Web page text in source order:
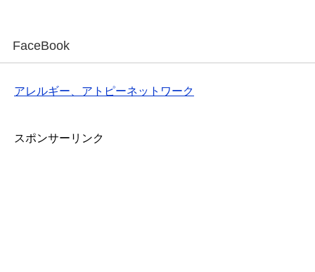
FaceBook
アレルギー、アトピーネットワーク
スポンサーリンク